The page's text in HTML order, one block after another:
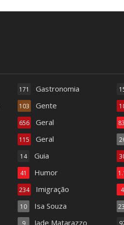
Gastronomia
171
Gente
103
Geral
656
Geral
115
Guia
14
Humor
41
Imigração
234
Isa Souza
10
Jade Matarazzo
9
4